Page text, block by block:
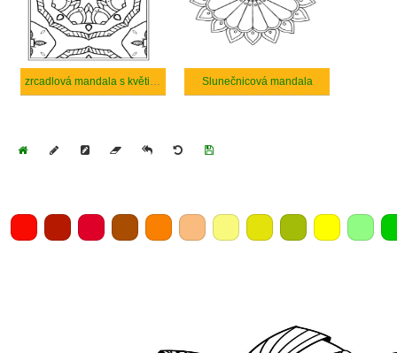
zrcadlová mandala s květinami Slunečnicová mandala